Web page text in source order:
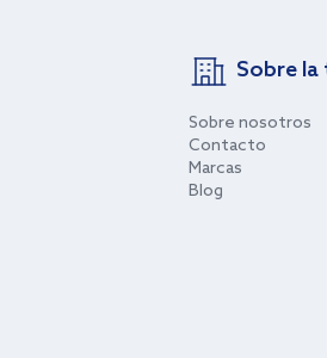
Sobre la
Sobre nosotros
Contacto
Marcas
Blog